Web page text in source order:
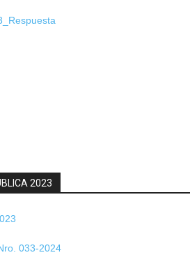
2023
033-2024